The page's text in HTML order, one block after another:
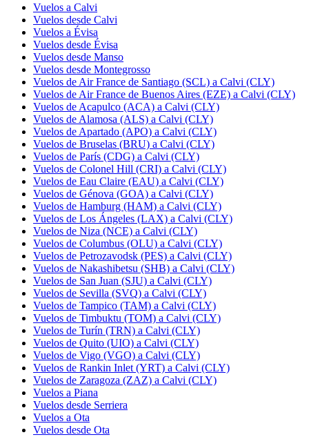
Vuelos a Calvi
Vuelos desde Calvi
Vuelos a Évisa
Vuelos desde Évisa
Vuelos desde Manso
Vuelos desde Montegrosso
Vuelos de Air France de Santiago (SCL) a Calvi (CLY)
Vuelos de Air France de Buenos Aires (EZE) a Calvi (CLY)
Vuelos de Acapulco (ACA) a Calvi (CLY)
Vuelos de Alamosa (ALS) a Calvi (CLY)
Vuelos de Apartado (APO) a Calvi (CLY)
Vuelos de Bruselas (BRU) a Calvi (CLY)
Vuelos de París (CDG) a Calvi (CLY)
Vuelos de Colonel Hill (CRI) a Calvi (CLY)
Vuelos de Eau Claire (EAU) a Calvi (CLY)
Vuelos de Génova (GOA) a Calvi (CLY)
Vuelos de Hamburg (HAM) a Calvi (CLY)
Vuelos de Los Ángeles (LAX) a Calvi (CLY)
Vuelos de Niza (NCE) a Calvi (CLY)
Vuelos de Columbus (OLU) a Calvi (CLY)
Vuelos de Petrozavodsk (PES) a Calvi (CLY)
Vuelos de Nakashibetsu (SHB) a Calvi (CLY)
Vuelos de San Juan (SJU) a Calvi (CLY)
Vuelos de Sevilla (SVQ) a Calvi (CLY)
Vuelos de Tampico (TAM) a Calvi (CLY)
Vuelos de Timbuktu (TOM) a Calvi (CLY)
Vuelos de Turín (TRN) a Calvi (CLY)
Vuelos de Quito (UIO) a Calvi (CLY)
Vuelos de Vigo (VGO) a Calvi (CLY)
Vuelos de Rankin Inlet (YRT) a Calvi (CLY)
Vuelos de Zaragoza (ZAZ) a Calvi (CLY)
Vuelos a Piana
Vuelos desde Serriera
Vuelos a Ota
Vuelos desde Ota